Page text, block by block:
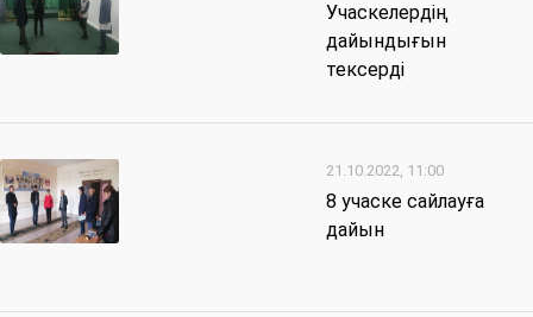
Учаскелердің
дайындығын
тексерді
21.10.2022, 11:00
8 учаске сайлауға
дайын